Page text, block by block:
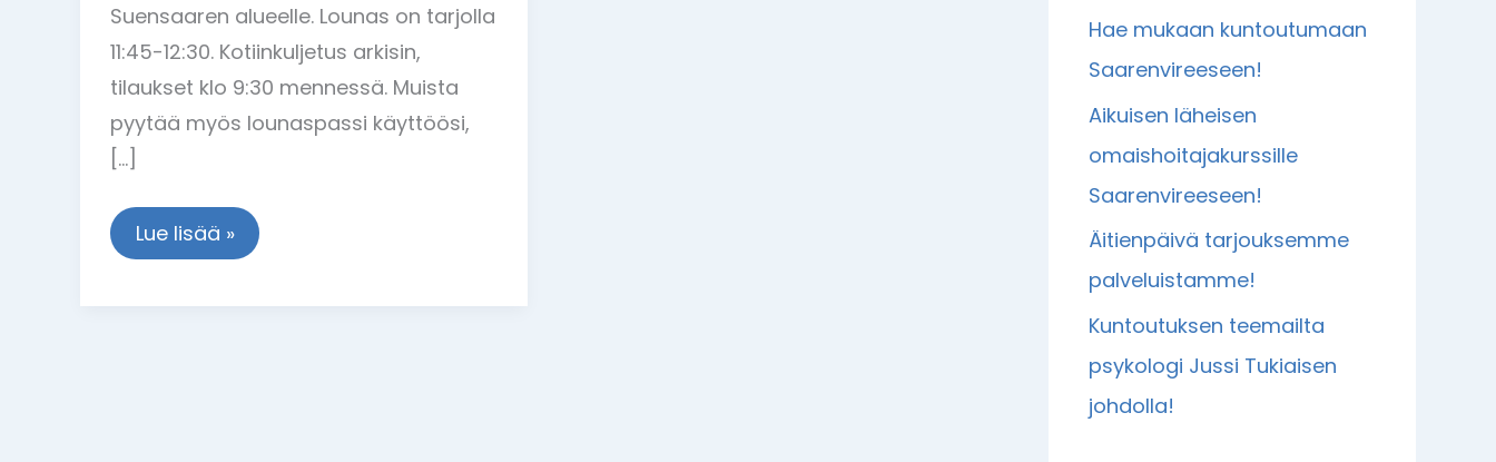
Suensaaren alueelle. Lounas on tarjolla
11:45-12:30. Kotiinkuljetus arkisin,
tilaukset klo 9:30 mennessä. Muista
pyytää myös lounaspassi käyttöösi,
[…]
Lue lisää »
Hae mukaan kuntoutumaan
Saarenvireeseen!
Aikuisen läheisen
omaishoitajakurssille
Saarenvireeseen!
Äitienpäivä tarjouksemme
palveluistamme!
Kuntoutuksen teemailta
psykologi Jussi Tukiaisen
johdolla!